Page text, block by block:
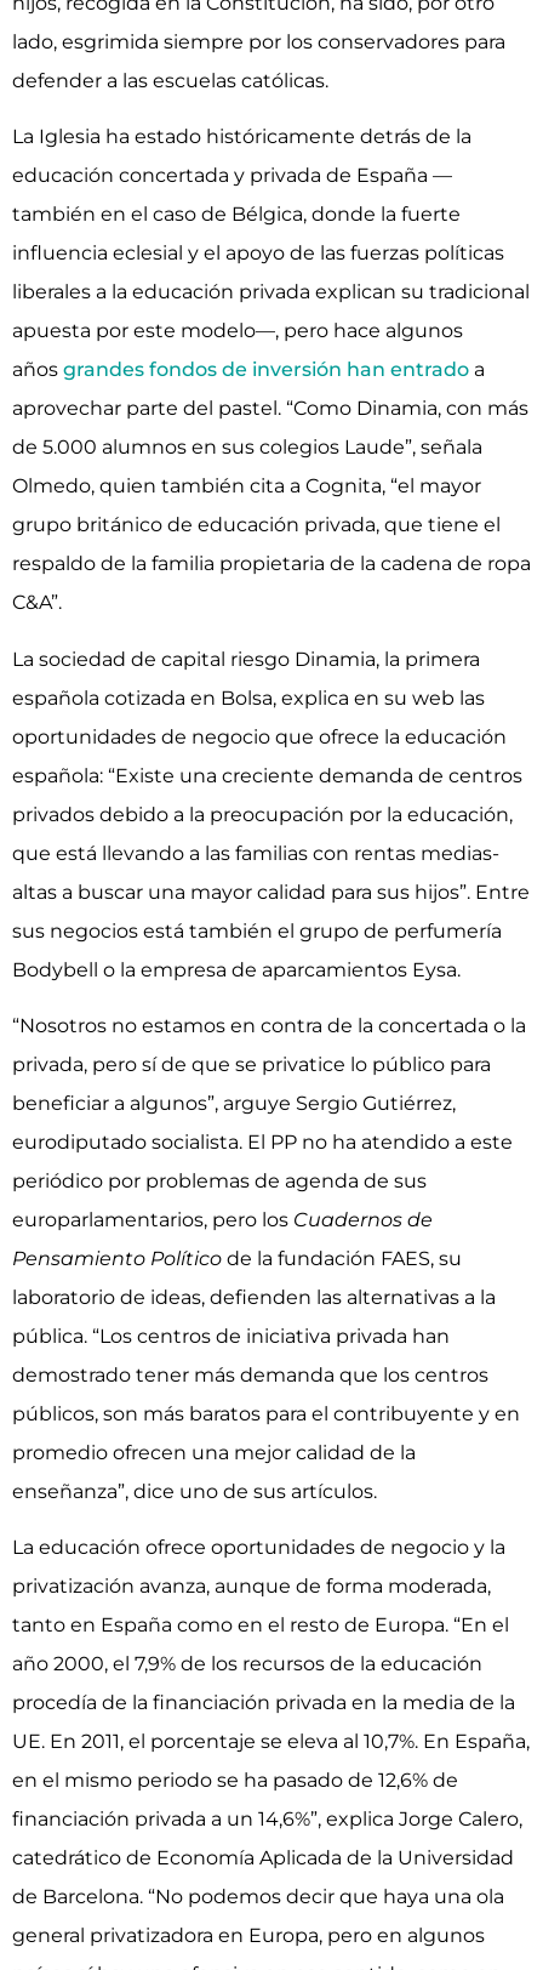
lado, esgrimida siempre por los conservadores para
defender a las escuelas católicas.
La Iglesia ha estado históricamente detrás de la
educación concertada y privada de España —
también en el caso de Bélgica, donde la fuerte
influencia eclesial y el apoyo de las fuerzas políticas
liberales a la educación privada explican su tradicional
apuesta por este modelo—, pero hace algunos
años grandes fondos de inversión han entrado a
aprovechar parte del pastel. “Como Dinamia, con más
de 5.000 alumnos en sus colegios Laude”, señala
Olmedo, quien también cita a Cognita, “el mayor
grupo británico de educación privada, que tiene el
respaldo de la familia propietaria de la cadena de ropa
C&A”.
La sociedad de capital riesgo Dinamia, la primera
española cotizada en Bolsa, explica en su web las
oportunidades de negocio que ofrece la educación
española: “Existe una creciente demanda de centros
privados debido a la preocupación por la educación,
que está llevando a las familias con rentas medias-
altas a buscar una mayor calidad para sus hijos”. Entre
sus negocios está también el grupo de perfumería
Bodybell o la empresa de aparcamientos Eysa.
“Nosotros no estamos en contra de la concertada o la
privada, pero sí de que se privatice lo público para
beneficiar a algunos”, arguye Sergio Gutiérrez,
eurodiputado socialista. El PP no ha atendido a este
periódico por problemas de agenda de sus
europarlamentarios, pero los Cuadernos de
Pensamiento Político de la fundación FAES, su
laboratorio de ideas, defienden las alternativas a la
pública. “Los centros de iniciativa privada han
demostrado tener más demanda que los centros
públicos, son más baratos para el contribuyente y en
promedio ofrecen una mejor calidad de la
enseñanza”, dice uno de sus artículos.
La educación ofrece oportunidades de negocio y la
privatización avanza, aunque de forma moderada,
tanto en España como en el resto de Europa. “En el
año 2000, el 7,9% de los recursos de la educación
procedía de la financiación privada en la media de la
UE. En 2011, el porcentaje se eleva al 10,7%. En España,
en el mismo periodo se ha pasado de 12,6% de
financiación privada a un 14,6%”, explica Jorge Calero,
catedrático de Economía Aplicada de la Universidad
de Barcelona. “No podemos decir que haya una ola
general privatizadora en Europa, pero en algunos